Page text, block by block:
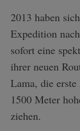
2013 haben
Expedition
sofort eine
ihrer neuen
Lama, die
1500 Meter
ziehen.